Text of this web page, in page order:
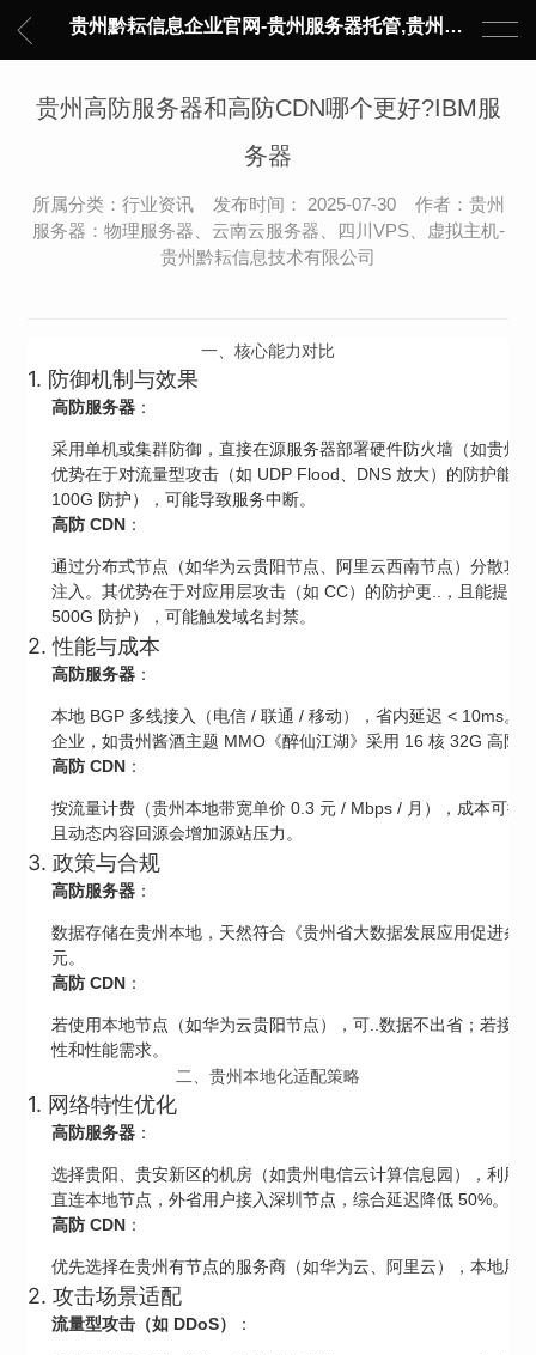
贵州黔耘信息企业官网-贵州服务器托管,贵州主机托管,云服务器托管,数据中心托管,网络设备托管,服务器租用,托管服务提供商,服务器管理-黔耘信息 贵州数据中心机柜租用-专业贵州IDC托管服务器维修
贵州高防服务器和高防CDN哪个更好?IBM服
务器
所属分类：行业资讯 发布时间： 2025-07-30 作者：贵州
服务器：物理服务器、云南云服务器、四川VPS、虚拟主机-
贵州黔耘信息技术有限公司
一、核心能力对比
1. 防御机制与效果
高防服务器 ：
采用单机或集群防御，直接在源服务器部署硬件防火墙（如贵州
优势在于对流量型攻击（如 UDP Flood、DNS 放大）的防护能
100G 防护），可能导致服务中断。
高防 CDN ：
通过分布式节点（如华为云贵阳节点、阿里云西南节点）分散攻
注入。其优势在于对应用层攻击（如 CC）的防护更..，且能提
500G 防护），可能触发域名封禁。
2. 性能与成本
高防服务器 ：
本地 BGP 多线接入（电信 / 联通 / 移动），省内延迟 < 10ms。
企业，如贵州酱酒主题 MMO《醉仙江湖》采用 16 核 32G 高防
高防 CDN ：
按流量计费（贵州本地带宽单价 0.3 元 / Mbps / 月），成本可
且动态内容回源会增加源站压力。
3. 政策与合规
高防服务器 ：
数据存储在贵州本地，天然符合《贵州省大数据发展应用促进条
元。
高防 CDN ：
若使用本地节点（如华为云贵阳节点），可..数据不出省；若接
性和性能需求。
二、贵州本地化适配策略
1. 网络特性优化
高防服务器 ：
选择贵阳、贵安新区的机房（如贵州电信云计算信息园），利用
直连本地节点，外省用户接入深圳节点，综合延迟降低 50%。
高防 CDN ：
优先选择在贵州有节点的服务商（如华为云、阿里云），本地用
2. 攻击场景适配
流量型攻击（如 DDoS） ：